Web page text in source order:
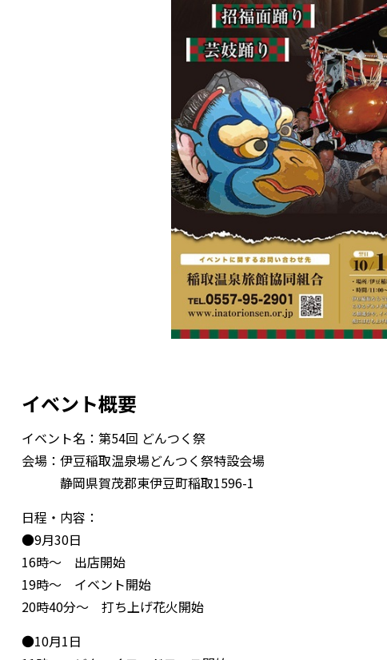
イベント概要
イベント名：第54回 どんつく祭
会場：伊豆稲取温泉場どんつく祭特設会場
静岡県賀茂郡東伊豆町稲取1596-1
日程・内容：
●9月30日
16時～ 出店開始
19時～ イベント開始
20時40分～ 打ち上げ花火開始
●10月1日